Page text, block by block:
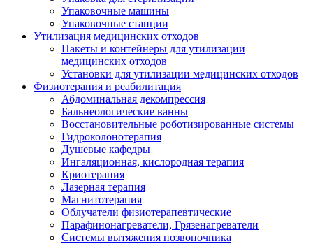
Упаковочные машины
Упаковочные станции
Утилизация медицинских отходов
Пакеты и контейнеры для утилизации
медицинских отходов
Установки для утилизации медицинских отходов
Физиотерапия и реабилитация
Абдоминальная декомпрессия
Бальнеологические ванны
Восстановительные роботизированные системы
Гидроколонотерапия
Душевые кафедры
Ингаляционная, кислородная терапия
Криотерапия
Лазерная терапия
Магнитотерапия
Облучатели физиотерапевтические
Парафинонагреватели, Грязенагреватели
Системы вытяжения позвоночника